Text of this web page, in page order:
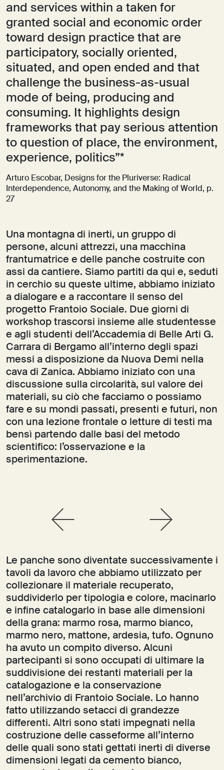
and services within a taken for
granted social and economic order
toward design practice that are
participatory, socially oriented,
situated, and open ended and that
challenge the business-as-usual
mode of being, producing and
consuming. It highlights design
frameworks that pay serious attention
to question of place, the environment,
experience, politics”*
Arturo Escobar, Designs for the Pluriverse: Radical
Interdependence, Autonomy, and the Making of World, p.
27
Una montagna di inerti, un gruppo di
persone, alcuni attrezzi, una macchina
frantumatrice e delle panche costruite con
assi da cantiere. Siamo partiti da qui e, seduti
in cerchio su queste ultime, abbiamo iniziato
a dialogare e a raccontare il senso del
progetto Frantoio Sociale. Due giorni di
workshop trascorsi insieme alle studentesse
e agli studenti dell’Accademia di Belle Arti G.
Carrara di Bergamo all’interno degli spazi
messi a disposizione da Nuova Demi nella
cava di Zanica. Abbiamo iniziato con una
discussione sulla circolarità, sul valore dei
materiali, su ciò che facciamo o possiamo
fare e su mondi passati, presenti e futuri, non
con una lezione frontale o letture di testi ma
bensì partendo dalle basi del metodo
scientifico: l’osservazione e la
sperimentazione.
Le panche sono diventate successivamente i
tavoli da lavoro che abbiamo utilizzato per
collezionare il materiale recuperato,
suddividerlo per tipologia e colore, macinarlo
e infine catalogarlo in base alle dimensioni
della grana: marmo rosa, marmo bianco,
marmo nero, mattone, ardesia, tufo. Ognuno
ha avuto un compito diverso. Alcuni
partecipanti si sono occupati di ultimare la
suddivisione dei restanti materiali per la
catalogazione e la conservazione
nell’archivio di Frantoio Sociale. Lo hanno
fatto utilizzando setacci di grandezze
differenti. Altri sono stati impegnati nella
costruzione delle casseforme all’interno
delle quali sono stati gettati inerti di diverse
dimensioni legati da cemento bianco,